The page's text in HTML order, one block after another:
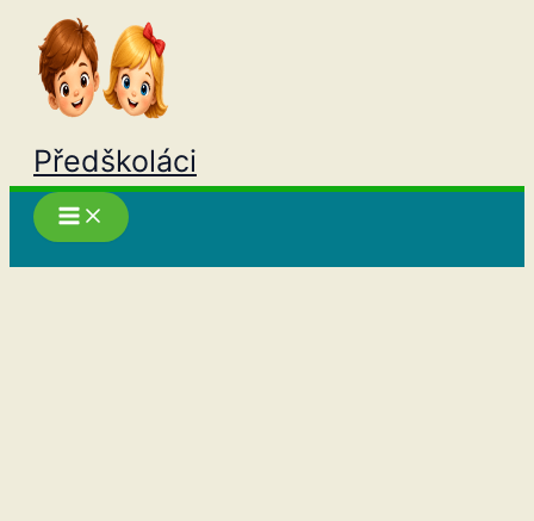
Přeskočit
obsah
Předškoláci